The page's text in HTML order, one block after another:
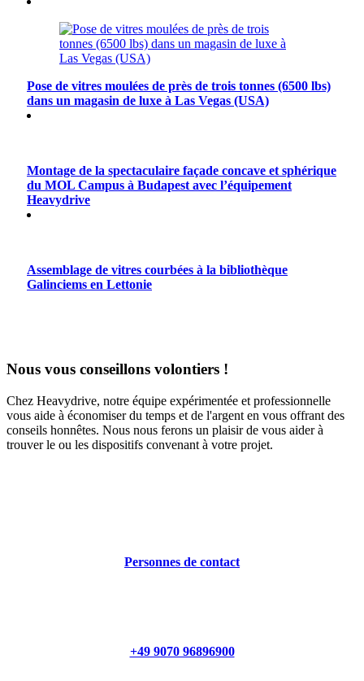
Pose de vitres moulées de près de trois tonnes (6500 lbs)
dans un magasin de luxe à Las Vegas (USA)
Montage de la spectaculaire façade concave et sphérique
du MOL Campus à Budapest avec l’équipement
Heavydrive
Assemblage de vitres courbées à la bibliothèque
Galinciems en Lettonie
Nous vous conseillons volontiers !
Chez Heavydrive, notre équipe expérimentée et professionnelle
vous aide à économiser du temps et de l'argent en vous offrant des
conseils honnêtes. Nous nous ferons un plaisir de vous aider à
trouver le ou les dispositifs convenant à votre projet.
Personnes de contact
+49 9070 96896900